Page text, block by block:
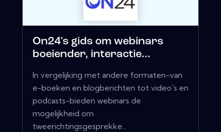
On24's gids om webinars
boeiender, interactie...
In vergelijking met andere formaten-van
e-boeken en blogberichten tot video's en
podcasts-bieden webinars de
mogelijkheid om
tweerichtingsgesprekke...